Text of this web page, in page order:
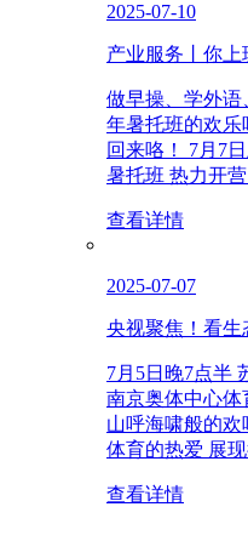
2025-07-10
产业服务丨你上
做早操、学外
年暑托班的欢
回来咯！ 7月7
暑托班 热力开营
查看详情
2025-07-07
央视聚焦！看生
7月5日晚7点半
南京奥体中心体
山呼海啸般的
体育的热爱 展
查看详情